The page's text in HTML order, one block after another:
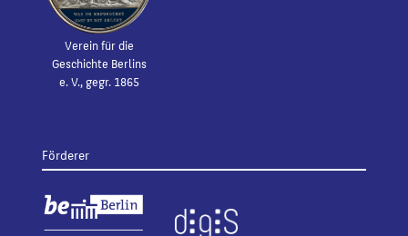
Verein für die
Geschichte Berlins
e. V., gegr. 1865
Förderer